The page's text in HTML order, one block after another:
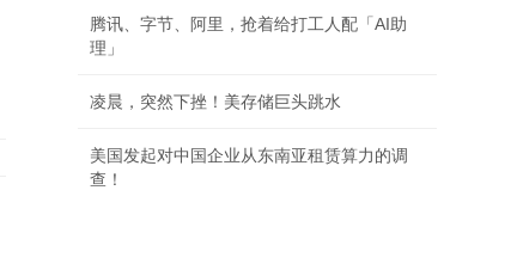
腾讯、字节、阿里，抢着给打工人配「AI助
理」
凌晨，突然下挫！美存储巨头跳水
美国发起对中国企业从东南亚租赁算力的调
查！